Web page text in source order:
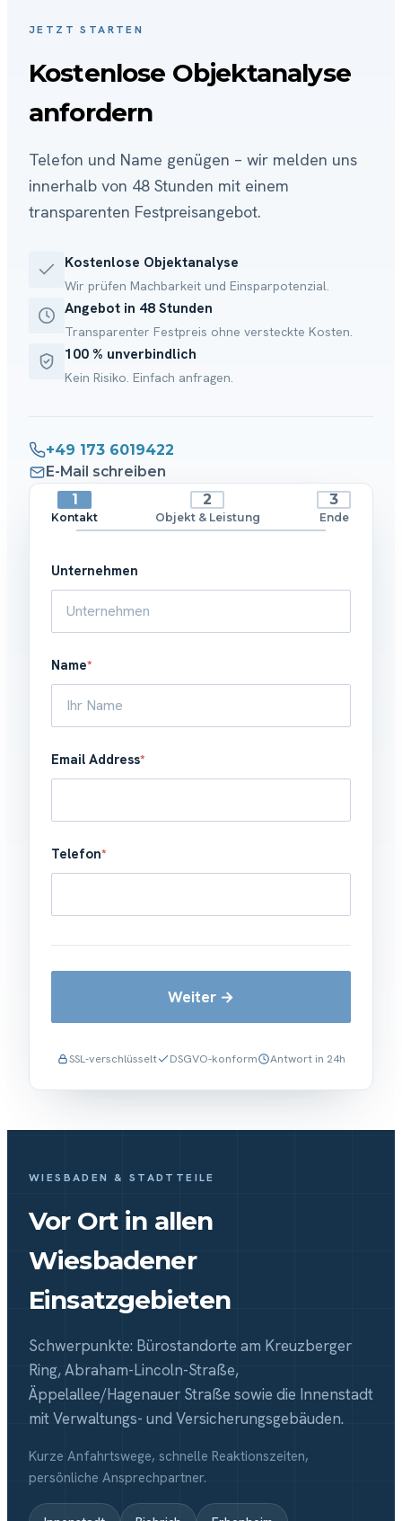
JETZT STARTEN
Kostenlose Objektanalyse
anfordern
Telefon und Name genügen – wir melden uns
innerhalb von 48 Stunden mit einem
transparenten Festpreisangebot.
Kostenlose Objektanalyse
Wir prüfen Machbarkeit und Einsparpotenzial.
Angebot in 48 Stunden
Transparenter Festpreis ohne versteckte Kosten.
100 % unverbindlich
Kein Risiko. Einfach anfragen.
+49 173 6019422
E-Mail schreiben
Kontakt Objekt & Leistung Ende
Unternehmen
Name*
Email Address*
Telefon*
Weiter
SSL-verschlüsselt DSGVO-konform Antwort in 24h
WIESBADEN & STADTTEILE
Vor Ort in allen
Wiesbadener
Einsatzgebieten
Schwerpunkte: Bürostandorte am Kreuzberger
Ring, Abraham-Lincoln-Straße,
Äppelallee/Hagenauer Straße sowie die Innenstadt
mit Verwaltungs- und Versicherungsgebäuden.
Kurze Anfahrtswege, schnelle Reaktionszeiten,
persönliche Ansprechpartner.